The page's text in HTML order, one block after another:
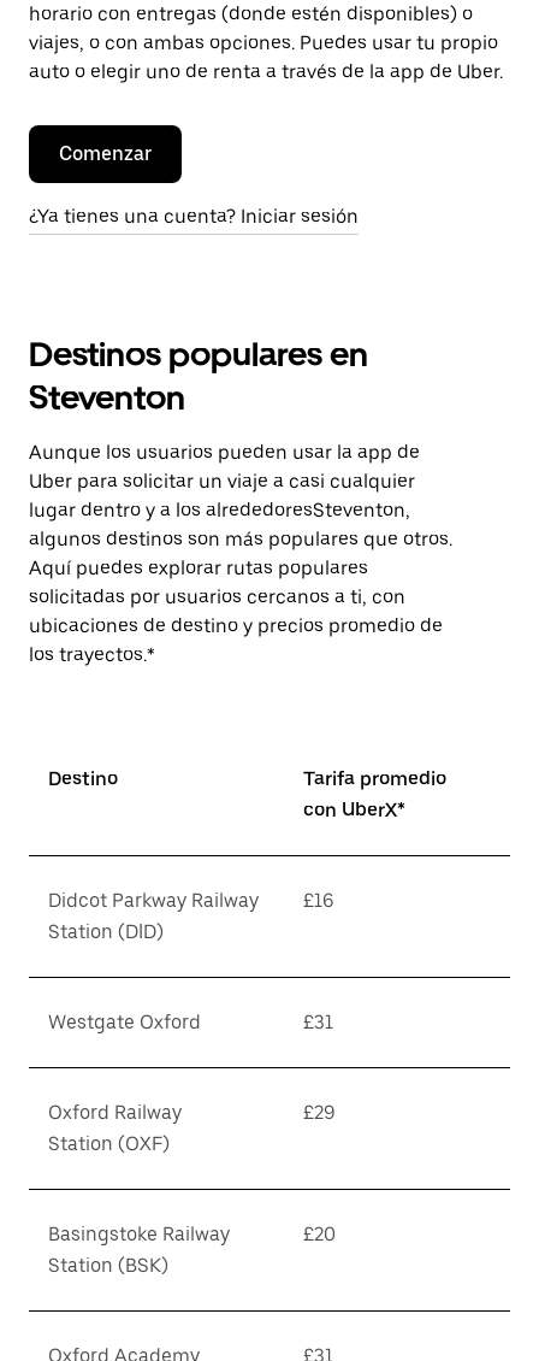
horario con entregas (donde estén disponibles) o
viajes, o con ambas opciones. Puedes usar tu propio
auto o elegir uno de renta a través de la app de Uber.
Comenzar
¿Ya tienes una cuenta? Iniciar sesión
Destinos populares en
Steventon
Aunque los usuarios pueden usar la app de
Uber para solicitar un viaje a casi cualquier
lugar dentro y a los alrededoresSteventon,
algunos destinos son más populares que otros.
Aquí puedes explorar rutas populares
solicitadas por usuarios cercanos a ti, con
ubicaciones de destino y precios promedio de
los trayectos.*
Destino
Tarifa promedio
con UberX*
Didcot Parkway Railway
Station (DID)
£16
Westgate Oxford £31
Oxford Railway
Station (OXF)
£29
Basingstoke Railway
Station (BSK)
£20
Oxford Academy £31